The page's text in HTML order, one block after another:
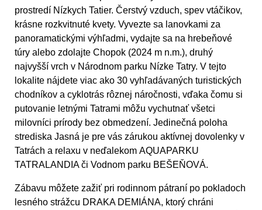
prostredí Nízkych Tatier. Čerstvý vzduch, spev vtáčikov,
krásne rozkvitnuté kvety. Vyvezte sa lanovkami za
panoramatickými výhľadmi, vydajte sa na hrebeňové
túry alebo zdolajte Chopok (2024 m n.m.), druhý
najvyšší vrch v Národnom parku Nízke Tatry. V tejto
lokalite nájdete viac ako 30 vyhľadávaných turistických
chodníkov a cyklotrás rôznej náročnosti, vďaka čomu si
putovanie letnými Tatrami môžu vychutnať všetci
milovníci prírody bez obmedzení. Jedinečná poloha
strediska Jasná je pre vás zárukou aktívnej dovolenky v
Tatrách a relaxu v neďalekom AQUAPARKU
TATRALANDIA či Vodnom parku BEŠEŇOVÁ.
Zábavu môžete zažiť pri rodinnom pátraní po pokladoch
lesného strážcu DRAKA DEMIÁNA, ktorý chráni